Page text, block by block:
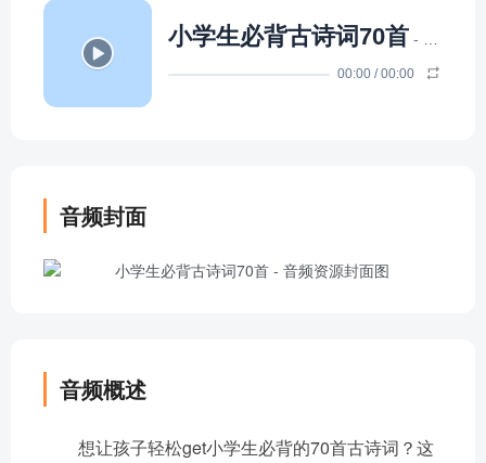
小学生必背古诗词70首 - 声律启蒙童声吟诵版
00:00 /00:00
音频封面
音频概述
想让孩子轻松get小学生必背的70首古诗词？这